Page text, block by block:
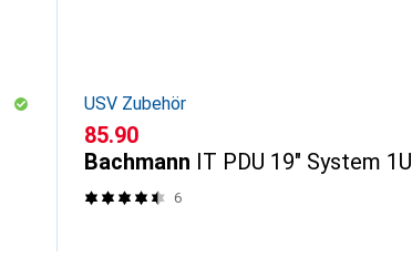
USV Zubehör
CHF
85.90
Bachmann IT PDU 19" System 1U
6